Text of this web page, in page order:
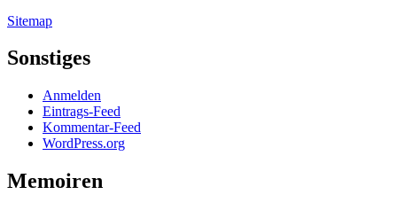
Sitemap
Sonstiges
Anmelden
Eintrags-Feed
Kommentar-Feed
WordPress.org
Memoiren